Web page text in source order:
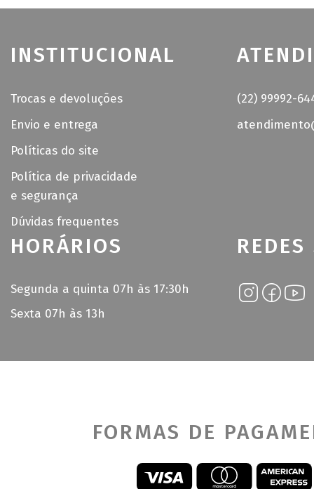
INSTITUCIONAL
Trocas e devoluções
Envio e entrega
Políticas do site
Política de privacidade
e segurança
Dúvidas frequentes
(22) 99992-
HORÁRIOS
Segunda a quinta 07h às 17:30h
Sexta 07h às 13h
FORMAS DE